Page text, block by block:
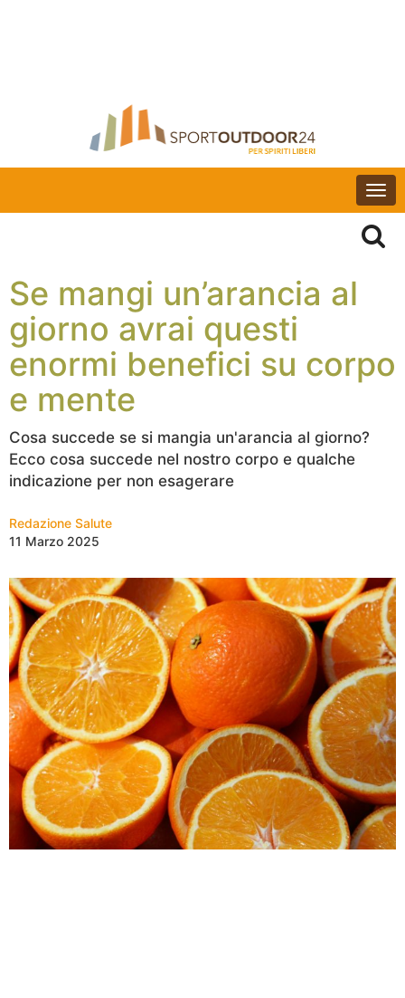
Se mangi un’arancia al
giorno avrai questi
enormi benefici su corpo
e mente
Cosa succede se si mangia un'arancia al giorno?
Ecco cosa succede nel nostro corpo e qualche
indicazione per non esagerare
Redazione Salute
11 Marzo 2025